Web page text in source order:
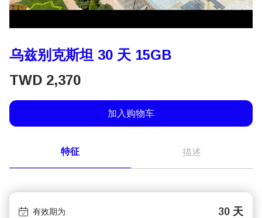
乌兹别克斯坦 30 天 15GB
TWD 2,370
加入购物车
特征 描述
有效期为 30 天